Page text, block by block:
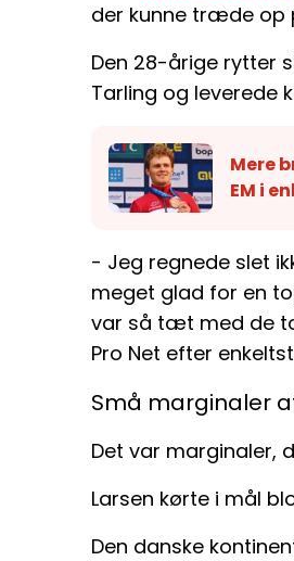
der kunne træde op
Den 28-årige rytter
Tarling og leverede
Mere
EM i
- Jeg regnede slet
meget glad for en
var så tæt med de
Pro Net efter
Små marginaler
Det var marginaler,
Larsen kørte i mål
Den danske